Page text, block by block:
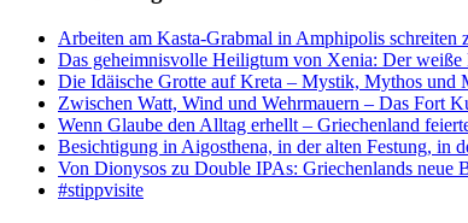
Arbeiten am Kasta-Grabmal in Amphipolis schreiten
Das geheimnisvolle Heiligtum von Xenia: Der weiße
Die Idäische Grotte auf Kreta – Mystik, Mythos und
Zwischen Watt, Wind und Wehrmauern – Das Fort
Wenn Glaube den Alltag erhellt – Griechenland
Besichtigung in Aigosthena, in der alten Festung, in
Von Dionysos zu Double IPAs: Griechenlands neue
#stippvisite